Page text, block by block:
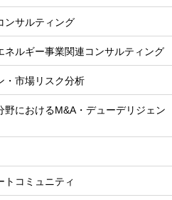
ンサルティング
ネルギー事業関連コンサルティング
・市場リスク分析
野におけるM&A・デューデリジェン
トコミュニティ